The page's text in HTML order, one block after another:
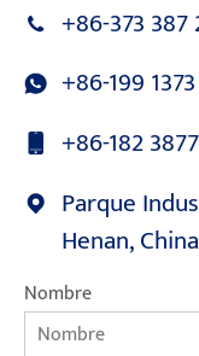
+86-373 387
+86-199
+86-182
Parque
Henan,
Nombre